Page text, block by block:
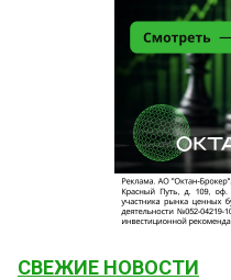
СВЕЖИЕ НОВОСТИ